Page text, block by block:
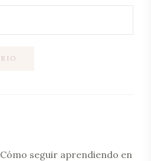
Cómo seguir aprendiendo en